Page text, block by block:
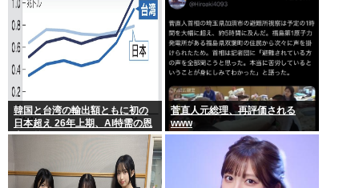
韓国と台湾の輸出額ともに初の
日本超え 26年上期、AI特需の恩
恵で差
菅直人元総理、再評価される
www